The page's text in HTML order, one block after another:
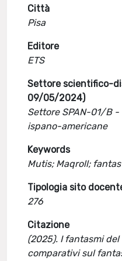
Città
Pisa
Editore
ETS
Settore scientifico-
09/05/2024)
Settore SPAN-01/B
ispano-americane
Keywords
Mutis; Maqroll;
Tipologia sito
276
Citazione
(2025). I fantasmi
comparativi sul